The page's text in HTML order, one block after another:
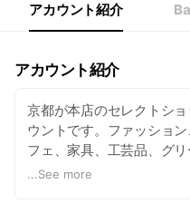
アカウント紹介
アカウント紹介
京都が本店のセレクトシ
ウントです。ファッショ
フェ、家具、工芸品、グ
た、時間と空間を提案しま
...See more